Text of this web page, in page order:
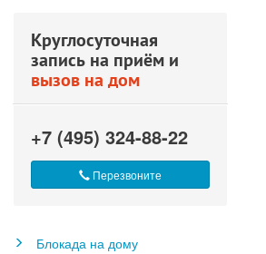
Круглосуточная
запись на приём и
вызов на дом
+7 (495) 324-88-22
Перезвоните
Блокада на дому